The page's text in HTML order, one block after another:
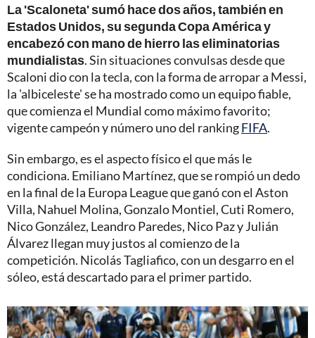
La 'Scaloneta' sumó hace dos años, también en
Estados Unidos, su segunda Copa América y
encabezó con mano de hierro las eliminatorias
mundialistas. Sin situaciones convulsas desde que
Scaloni dio con la tecla, con la forma de arropar a Messi,
la 'albiceleste' se ha mostrado como un equipo fiable,
que comienza el Mundial como máximo favorito;
vigente campeón y número uno del rankingFIFA.
Sin embargo, es el aspecto físico el que más le
condiciona. Emiliano Martínez, que se rompió un dedo
en la final de la Europa League que ganó con el Aston
Villa, Nahuel Molina, Gonzalo Montiel, Cuti Romero,
Nico González, Leandro Paredes, Nico Paz y Julián
Álvarez llegan muy justos al comienzo de la
competición. Nicolás Tagliafico, con un desgarro en el
sóleo, está descartado para el primer partido.